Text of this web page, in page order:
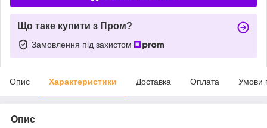
Що таке купити з Пром?
Замовлення під захистом
Опис Характеристики Доставка Оплата Умови
Опис